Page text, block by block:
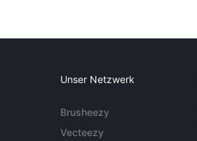
Unser Netzwerk
Brusheezy
Vecteezy